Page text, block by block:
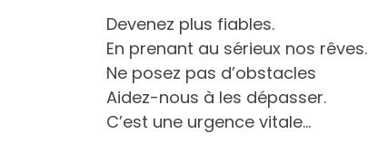
Devenez plus fiables.
En prenant au sérieux nos rêves.
Ne posez pas d’obstacles
Aidez-nous à les dépasser.
C’est une urgence vitale…